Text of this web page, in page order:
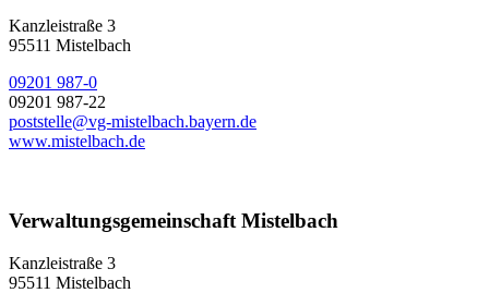
Kanzleistraße 3
95511 Mistelbach
09201 987-0
09201 987-22
poststelle@vg-mistelbach.bayern.de
www.mistelbach.de
Verwaltungsgemeinschaft Mistelbach
Kanzleistraße 3
95511 Mistelbach